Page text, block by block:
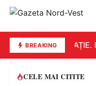
BREAKINGEDUCAȚIE.
CELE MAI CITITE